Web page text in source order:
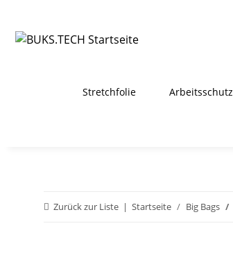
Stretchfolie Arbeitsschutz
Zurück zur Liste Startseite Big Bags